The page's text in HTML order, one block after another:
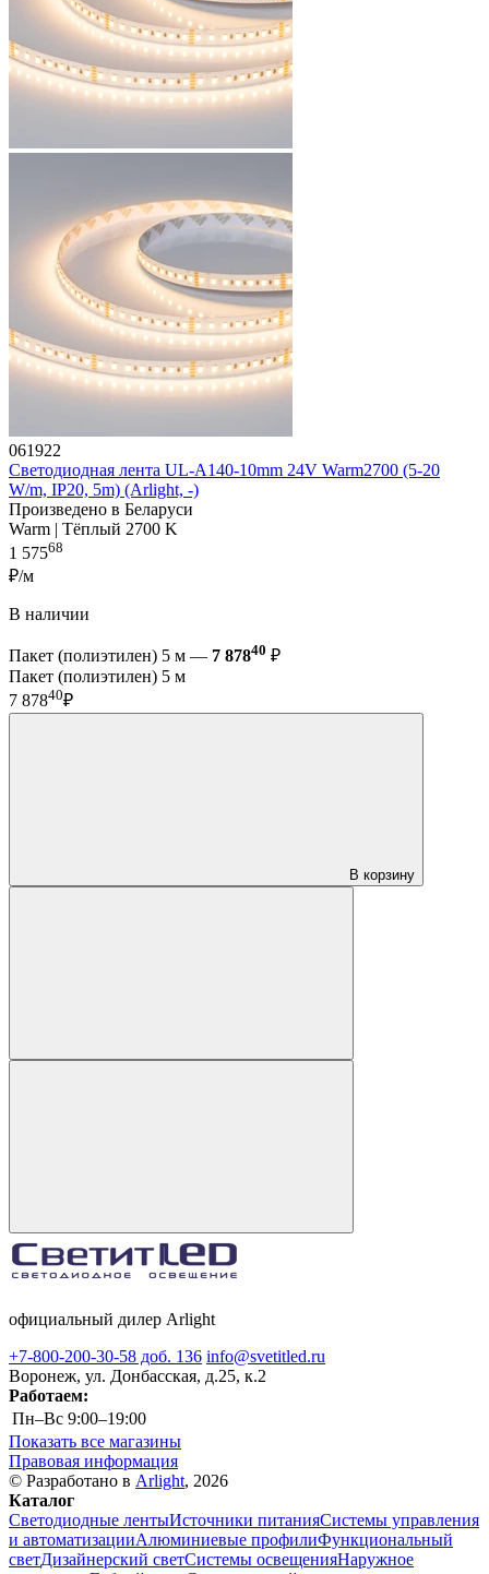
061922
Светодиодная лента UL-A140-10mm 24V Warm2700 (5-20
W/m, IP20, 5m) (Arlight, -)
Произведено в Беларуси
Warm | Тёплый 2700 K
1 57568
₽/м
В наличии
Пакет (полиэтилен) 5 м — 7 87840 ₽
Пакет (полиэтилен) 5 м
7 87840₽
В корзину
официальный дилер Arlight
+7-800-200-30-58 доб. 136 info@svetitled.ru
Воронеж, ул. Донбасская, д.25, к.2
Работаем:
Пн–Вс 9:00–19:00
Показать все магазины
Правовая информация
© Разработано в Arlight, 2026
Каталог
Светодиодные лентыИсточники питанияСистемы управления
и автоматизацииАлюминиевые профилиФункциональный
светДизайнерский светСистемы освещенияНаружное